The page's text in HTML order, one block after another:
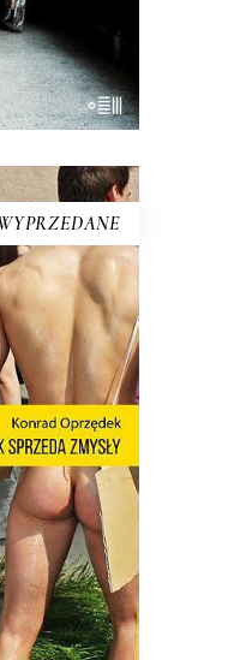
–
ZMYSŁY
Wreszcie
Nie ma o
Konrada
pogodnych.
lat 80. żyło
w […]